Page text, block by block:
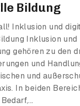
Bildung
Inklusion und
Inklusion und
gehören zu den
und
und
In beiden